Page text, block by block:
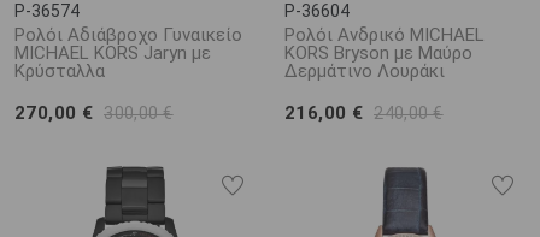
P-36574
Ρολόι Αδιάβροχο Γυναικείο
MICHAEL KORS Jaryn με
Κρύσταλλα
270,00 € 300,00 €
P-36604
Ρολόι Ανδρικό MICHAEL
KORS Bryson με Μαύρο
Δερμάτινο Λουράκι
216,00 € 240,00 €